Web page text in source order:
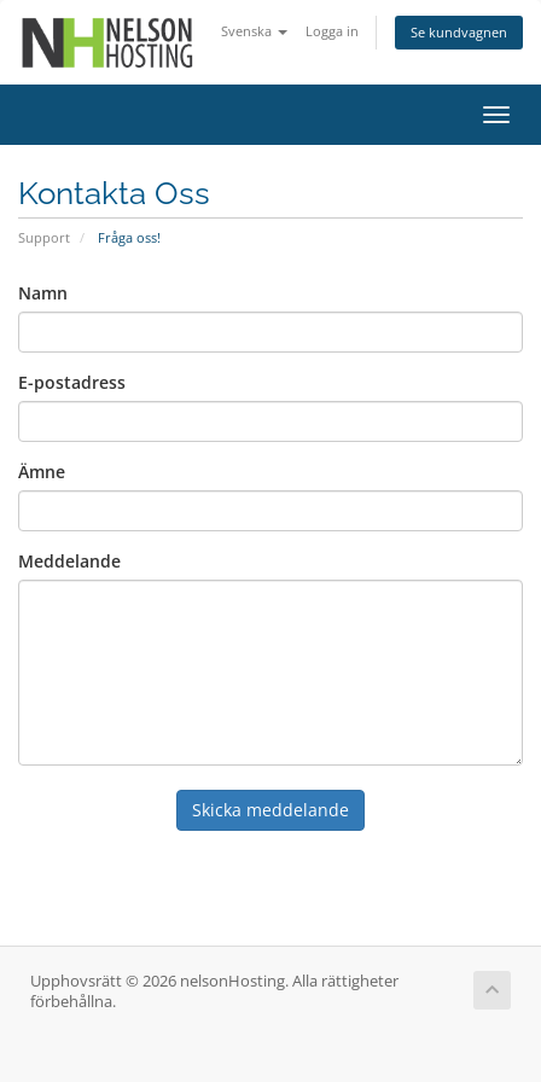
Svenska Logga in Se kundvagnen
Växla
Kontakta Oss
Support Fråga oss!
Namn
E-postadress
Ämne
Meddelande
Skicka meddelande
Upphovsrätt © 2026 nelsonHosting. Alla rättigheter
förbehållna.